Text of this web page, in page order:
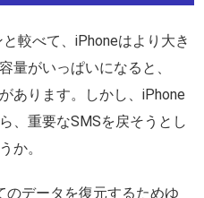
較べて、iPhoneはより大き
量がいっぱいになると、
あります。しかし、iPhone
、重要なSMSを戻そうとし
か。
のデータを復元するためゆ